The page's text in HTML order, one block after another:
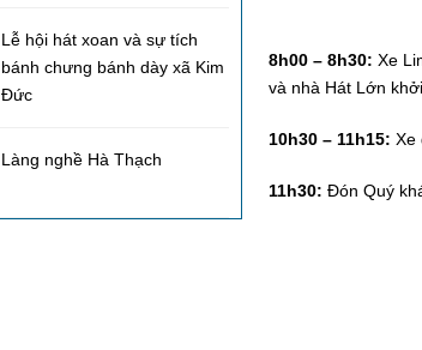
8h00 – 8h30: Xe
và nhà Hát Lớn
10h30 – 11h15: Xe
11h30: Đón Quý
Lễ hội hát xoan và sự tích
bánh chưng bánh dày xã Kim
Đức
Làng nghề Hà Thạch